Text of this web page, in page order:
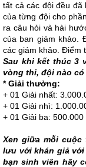
tất cả các đội đều đã
của từng đội cho
ra câu hỏi và hài
của ban giám khảo.
các giám khảo. Điểm
Sau khi kết thúc 3
vòng thi, đội nào
* Giải thưởng:
+ 01 Giải nhất:
+ 01 Giải nhì:
+ 01 Giải ba: 500.000
Xen giữa mỗi
lưu với khán giả với
bạn sinh viên hãy